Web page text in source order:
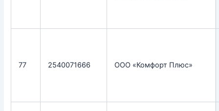
77 2540071666 ООО «Комфорт Плюс»